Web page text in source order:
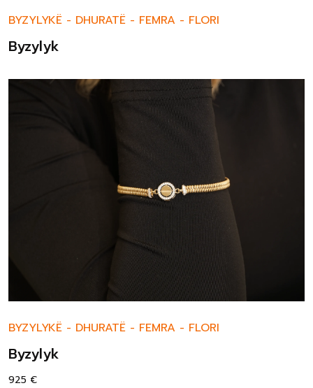
BYZYLYKË - DHURATË - FEMRA - FLORI
Byzylyk
BYZYLYKË - DHURATË - FEMRA - FLORI
Byzylyk
925 €